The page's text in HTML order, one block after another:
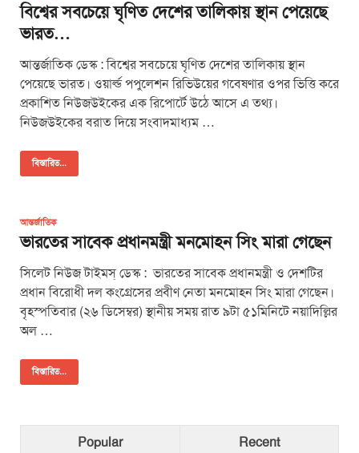
বিশ্বের সবচেয়ে ঘৃণিত দেশের তালিকায় স্থান পেয়েছে
ভারত…
আন্তর্জাতিক ডেস্ক : বিশ্বের সবচেয়ে ঘৃণিত দেশের তালিকায় স্থান
পেয়েছে ভারত। ওয়ার্ল্ড পপুলেশন রিভিউয়ের গবেষণার ওপর ভিত্তি করে
প্রকাশিত নিউজউইকের এক রিপোর্টে উঠে আসে এ তথ্য।
নিউজউইকের বরাত দিয়ে সংবাদমাধ্যম …
বিস্তারিত...
আন্তর্জাতিক
ভারতের সাবেক প্রধানমন্ত্রী মনমোহন সিং মারা গেছেন
সিলেট নিউজ টাইমস্ ডেস্ক : ভারতের সাবেক প্রধানমন্ত্রী ও দেশটির
প্রধান বিরোধী দল কংগ্রেসের প্রবীণ নেতা মনমোহন সিং মারা গেছেন।
বৃহস্পতিবার (২৬ ডিসেম্বর) স্থানীয় সময় রাত ৯টা ৫১মিনিটে নয়াদিল্লির
অল …
বিস্তারিত...
Popular Recent